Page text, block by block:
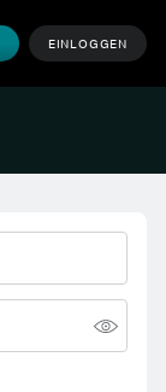
EINLOGGEN